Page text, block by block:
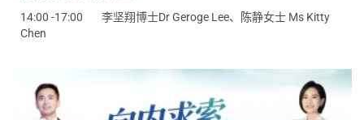
14:00 -17:00
李坚翔博士Dr Geroge Lee、陈静女士 Ms Kitty
Chen